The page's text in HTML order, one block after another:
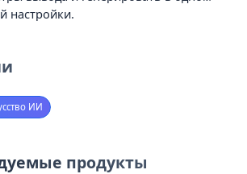
настройки.
ИИ
продукты